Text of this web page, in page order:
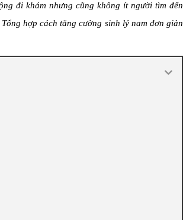
đi khám nhưng cũng không ít người tìm đến
hợp cách tăng cường sinh lý nam đơn giản